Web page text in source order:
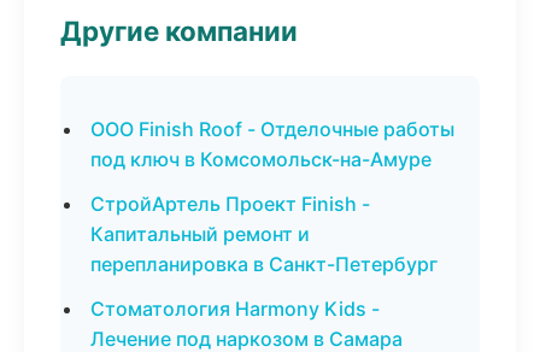
Другие компании
ООО Finish Roof - Отделочные работы
под ключ в Комсомольск-на-Амуре
СтройАртель Проект Finish -
Капитальный ремонт и
перепланировка в Санкт-Петербург
Стоматология Harmony Kids -
Лечение под наркозом в Самара